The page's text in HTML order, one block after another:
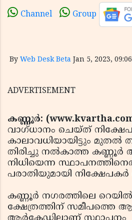
Channel Group
By Web Desk Beta Jan 5, 2023,
ADVERTISEMENT
കണ്ണൂര്‍:
വാഗ്ധാനം ചെയ്ത് നിക്ഷേപം
കാലാവധിയായിട്ടും
തിരിച്ചു നല്‍കാത്ത
നിധിയെന്ന
പരാതിയുമായി നിക്ഷേപകര്‍
കണ്ണൂര്‍ നഗരത്തിലെ
ക്ഷേത്രത്തിന് സമീപത്തെ